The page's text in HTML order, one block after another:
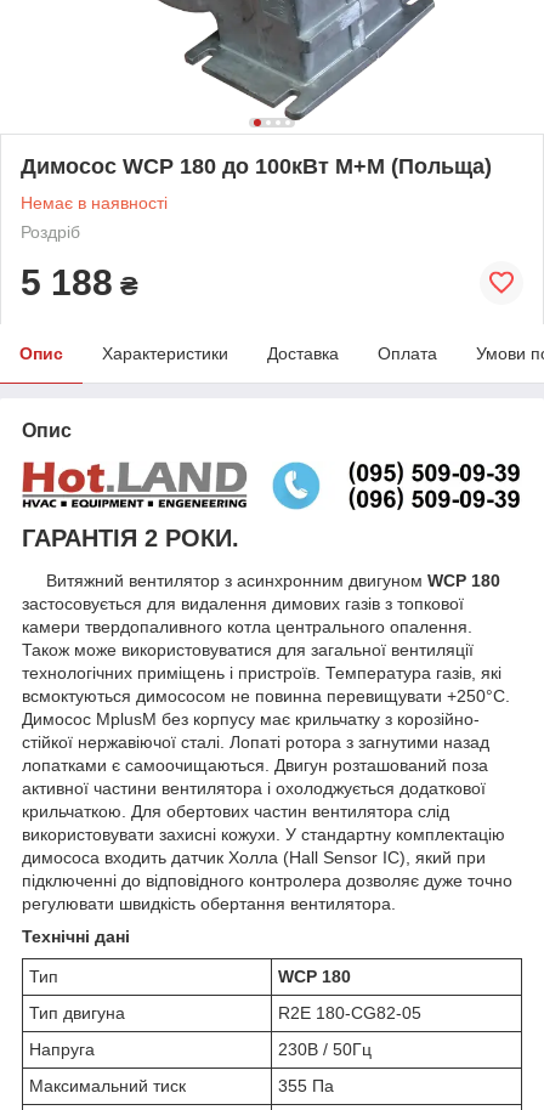
Димосос WCP 180 до 100кВт M+M (Польща)
Немає в наявності
Роздріб
5 188 ₴
Опис Характеристики Доставка Оплата Умови
Опис
ГАРАНТІЯ 2 РОКИ.
Витяжний вентилятор з асинхронним двигуном WCP 180
застосовується для видалення димових газів з топкової
камери твердопаливного котла центрального опалення.
Також може використовуватися для загальної вентиляції
технологічних приміщень і пристроїв. Температура газів, які
всмоктуються димососом не повинна перевищувати +250°С.
Димосос MplusM без корпусу має крильчатку з корозійно-
стійкої нержавіючої сталі. Лопаті ротора з загнутими назад
лопатками є самоочищаються. Двигун розташований поза
активної частини вентилятора і охолоджується додаткової
крильчаткою. Для обертових частин вентилятора слід
використовувати захисні кожухи. У стандартну комплектацію
димососа входить датчик Холла (Hall Sensor IC), який при
підключенні до відповідного контролера дозволяє дуже точно
регулювати швидкість обертання вентилятора.
Технічні дані
Тип
WCP 180
Тип двигуна
R2E 180-CG82-05
Напруга
230В / 50Гц
Максимальний тиск
355 Па